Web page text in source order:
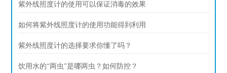
紫外线照度计的使用可以保证消毒的效果
如何将紫外线照度计的使用功能得到利用
紫外线照度计的选择要求你懂了吗？
饮用水的“两虫”是哪两虫？如何防控？